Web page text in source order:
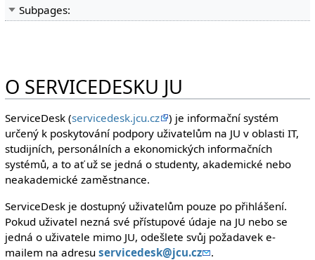
Subpages:
O SERVICEDESKU JU
ServiceDesk (servicedesk.jcu.cz
) je informační systém
určený k poskytování podpory uživatelům na JU v oblasti IT,
studijních, personálních a ekonomických informačních
systémů, a to ať už se jedná o studenty, akademické nebo
neakademické zaměstnance.
ServiceDesk je dostupný uživatelům pouze po přihlášení.
Pokud uživatel nezná své přístupové údaje na JU nebo se
jedná o uživatele mimo JU, odešlete svůj požadavek e-
mailem na adresu servicedesk@jcu.cz .